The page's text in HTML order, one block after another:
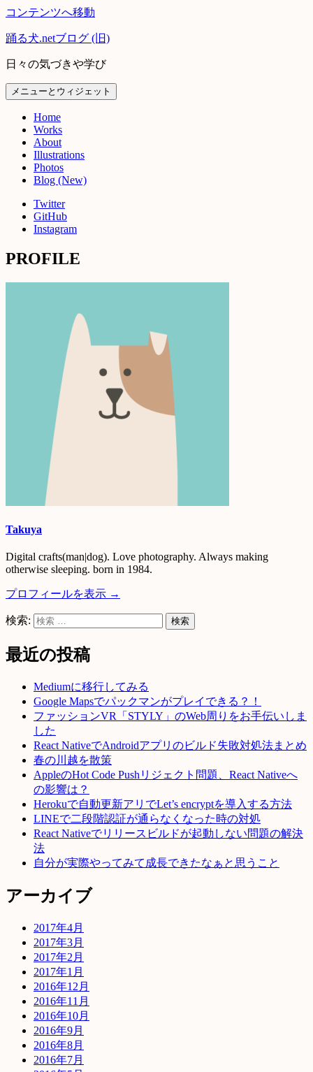
コンテンツへ移動
踊る犬.netブログ (旧)
日々の気づきや学び
メニューとウィジェット
Home
Works
About
Illustrations
Photos
Blog (New)
Twitter
GitHub
Instagram
PROFILE
Takuya
Digital crafts(man|dog). Love photography. Always making
otherwise sleeping. born in 1984.
プロフィールを表示 →
検索:
最近の投稿
Mediumに移行してみる
Google Mapsでパックマンがプレイできる？！
ファッションVR「STYLY」のWeb周りをお手伝いしま
した
React NativeでAndroidアプリのビルド失敗対処法まとめ
春の川越を散策
AppleのHot Code Pushリジェクト問題、React Nativeへ
の影響は？
Herokuで自動更新アリでLet’s encryptを導入する方法
LINEで二段階認証が通らなくなった時の対処
React Nativeでリリースビルドが起動しない問題の解決
法
自分が実際やってみて成長できたなぁと思うこと
アーカイブ
2017年4月
2017年3月
2017年2月
2017年1月
2016年12月
2016年11月
2016年10月
2016年9月
2016年8月
2016年7月